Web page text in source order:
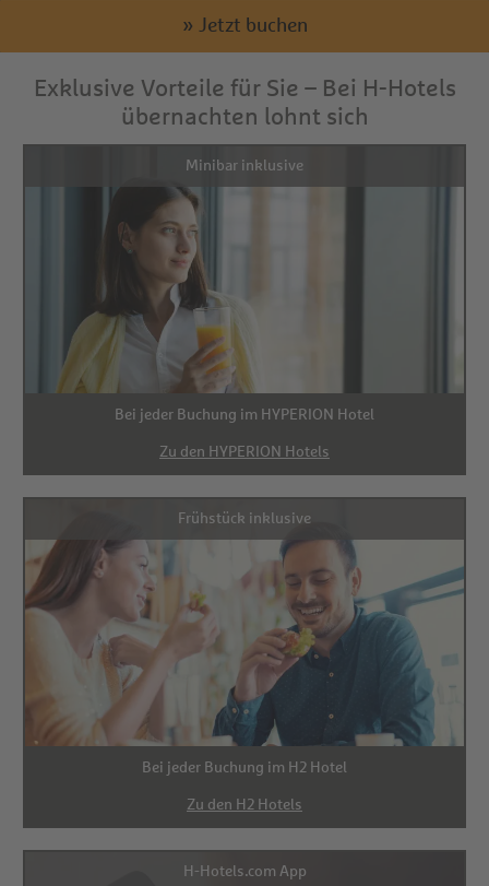
» Jetzt buchen
Exklusive Vorteile für Sie – Bei H-Hotels
übernachten lohnt sich
Minibar inklusive
Bei jeder Buchung im HYPERION Hotel
Zu den HYPERION Hotels
Frühstück inklusive
Bei jeder Buchung im H2 Hotel
Zu den H2 Hotels
H-Hotels.com App